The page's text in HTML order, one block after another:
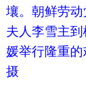
壤。朝鲜劳
夫人李雪主
媛举行隆重
摄